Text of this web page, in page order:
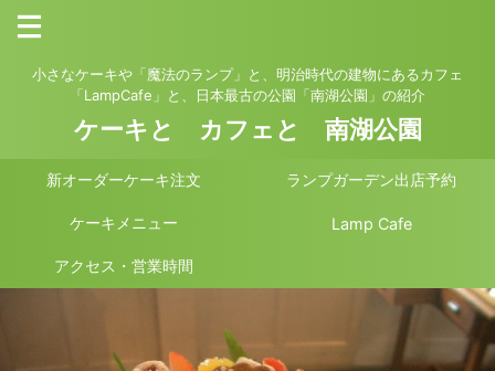
小さなケーキや「魔法のランプ」と、明治時代の建物にあるカフェ
「LampCafe」と、日本最古の公園「南湖公園」の紹介
ケーキと カフェと 南湖公園
新オーダーケーキ注文 ランプガーデン出店予約
ケーキメニュー Lamp Cafe
アクセス・営業時間